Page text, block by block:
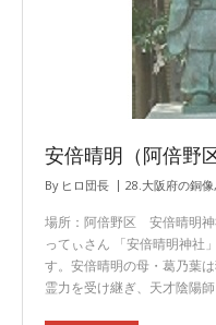
安倍晴明（阿倍野区
By ヒロ団長 28.大阪府の銅像,
場所：阿倍野区 安倍晴明神
ってぃさん 「安倍晴明神社
す。安倍晴明の母・葛乃葉
霊力を受け継ぎ、天才陰陽